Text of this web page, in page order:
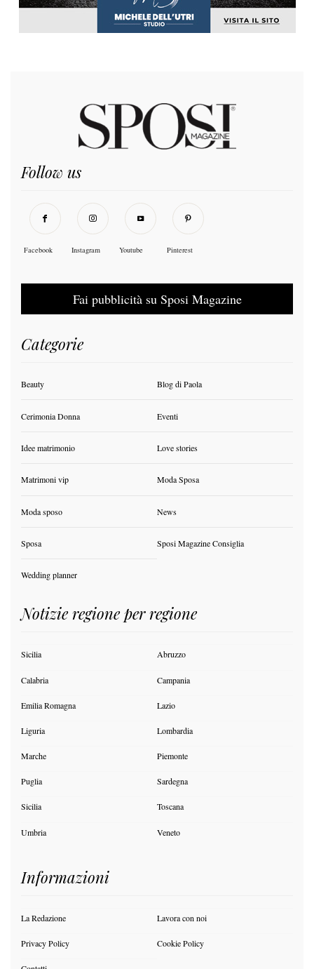
Follow us
Facebook Instagram Youtube Pinterest
Fai pubblicità su Sposi Magazine
Categorie
Beauty Blog di Paola
Cerimonia Donna Eventi
Idee matrimonio Love stories
Matrimoni vip Moda Sposa
Moda sposo News
Sposa Sposi Magazine Consiglia
Wedding planner
Notizie regione per regione
Sicilia Abruzzo
Calabria Campania
Emilia Romagna Lazio
Liguria Lombardia
Marche Piemonte
Puglia Sardegna
Sicilia Toscana
Umbria Veneto
Informazioni
La Redazione Lavora con noi
Privacy Policy Cookie Policy